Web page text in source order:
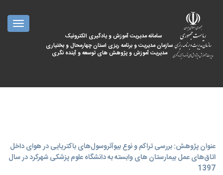
سامانه مدیریت آموزش و یادگیری الکترونیک
سازمان مدیریت و برنامه ریزی استان چهارمحال و بختیاری
مدیریت آموزش و پژوهش های توسعه و آینده نگری
عنوان پژوهش: بررسی تراکم و نوع بیوآئروسول‌های باکتریایی در هوای داخل
اتاق‌های عمل بیمارستان های وابسته به دانشگاه علوم پزشکی شهرکرد در سال
1397